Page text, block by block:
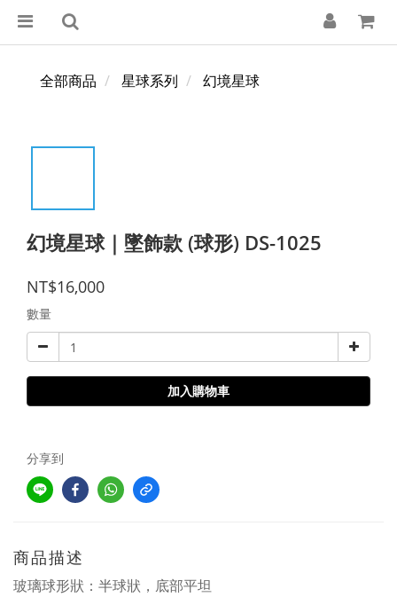
全部商品 星球系列 幻境星球
幻境星球｜墜飾款 (球形) DS-1025
NT$16,000
數量
加入購物車
分享到
商品描述
玻璃球形狀：半球狀，底部平坦